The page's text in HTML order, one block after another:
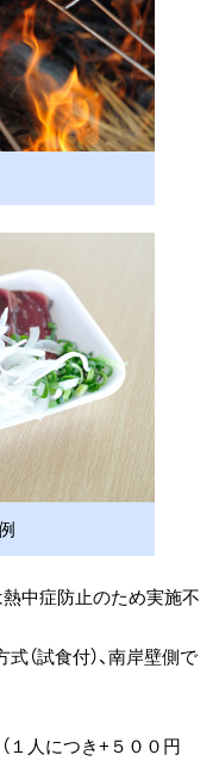
熱中症防止のため実施不
（試食付）、南岸壁側で
１人につき+５００円